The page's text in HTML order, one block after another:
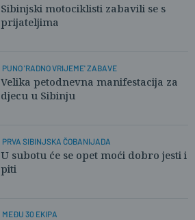
Sibinjski motociklisti zabavili se s
prijateljima
PUNO 'RADNO VRIJEME' ZABAVE
Velika petodnevna manifestacija za
djecu u Sibinju
PRVA SIBINJSKA ČOBANIJADA
U subotu će se opet moći dobro jesti i
piti
MEĐU 30 EKIPA